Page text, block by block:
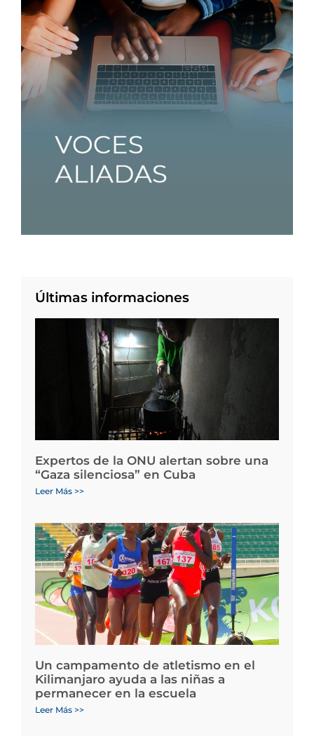
Últimas informaciones
Expertos de la ONU alertan sobre una
“Gaza silenciosa” en Cuba
Leer Más >>
Un campamento de atletismo en el
Kilimanjaro ayuda a las niñas a
permanecer en la escuela
Leer Más >>